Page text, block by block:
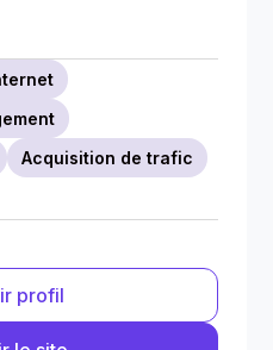
Acquisition de trafic
profil